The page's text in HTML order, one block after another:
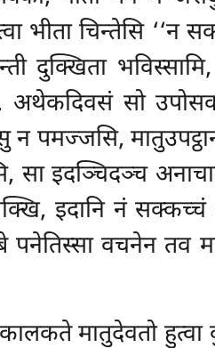
भीता चिन्तेसि ‘‘न
दुक्खिता
अथेकदिवसं सो
पमज्जसि,
इदञ्चिदञ्च
इदानि नं सक्कच्चं
वचनेन तव
मातुदेवतो हुत्वा